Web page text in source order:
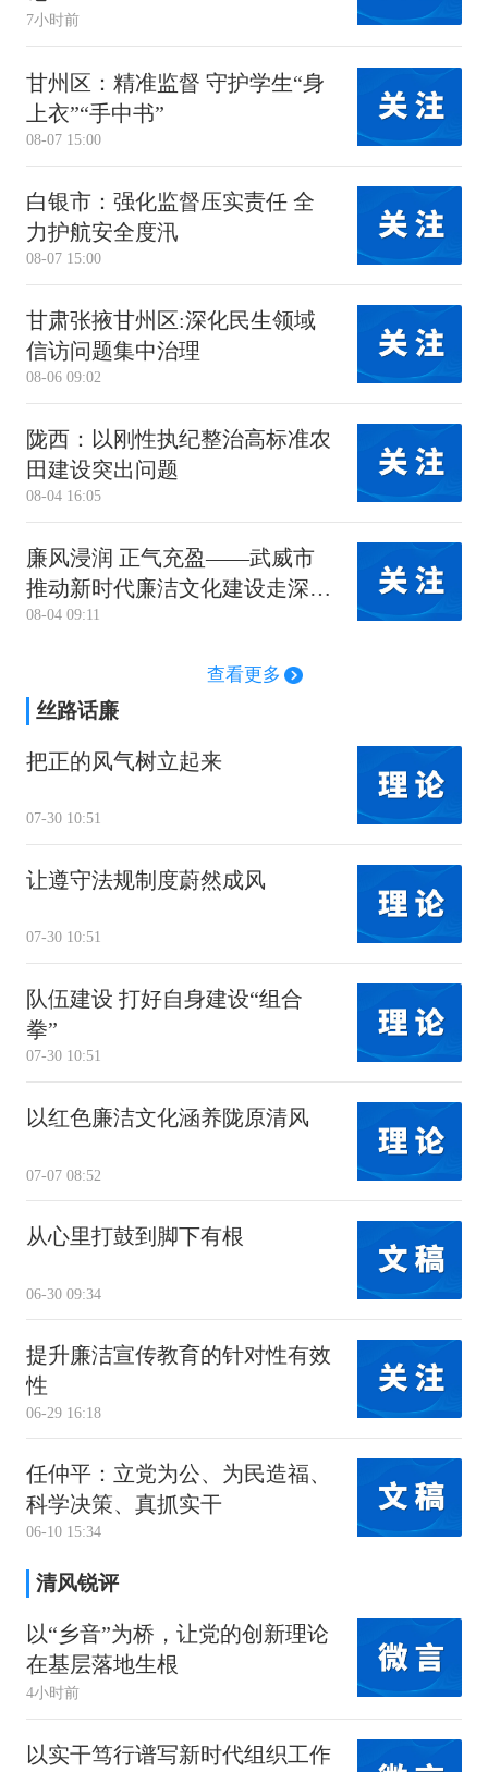
7小时前
甘州区：精准监督 守护学生“身
上衣”“手中书”
08-07 15:00
白银市：强化监督压实责任 全
力护航安全度汛
08-07 15:00
甘肃张掖甘州区:深化民生领域
信访问题集中治理
08-06 09:02
陇西：以刚性执纪整治高标准农
田建设突出问题
08-04 16:05
廉风浸润 正气充盈——武威市
推动新时代廉洁文化建设走深走
实
08-04 09:11
查看更多
丝路话廉
把正的风气树立起来
07-30 10:51
让遵守法规制度蔚然成风
07-30 10:51
队伍建设 打好自身建设“组合
拳”
07-30 10:51
以红色廉洁文化涵养陇原清风
07-07 08:52
从心里打鼓到脚下有根
06-30 09:34
提升廉洁宣传教育的针对性有效
性
06-29 16:18
任仲平：立党为公、为民造福、
科学决策、真抓实干
06-10 15:34
清风锐评
以“乡音”为桥，让党的创新理论
在基层落地生根
4小时前
以实干笃行谱写新时代组织工作